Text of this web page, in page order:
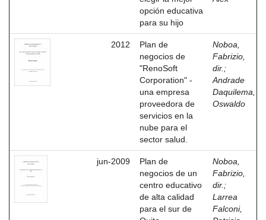
opción educativa
para su hijo
2012
Plan de
negocios de
"RenoSoft
Corporation" -
una empresa
proveedora de
servicios en la
nube para el
sector salud.
Noboa,
Fabrizio,
dir. ;
Andrade
Daquilema,
Oswaldo
jun-2009
Plan de
negocios de un
centro educativo
de alta calidad
para el sur de
Noboa,
Fabrizio,
dir. ;
Larrea
Falconi,